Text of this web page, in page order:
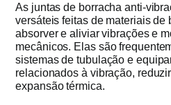
As juntas de borracha anti-
versáteis feitas de materiais de
absorver e aliviar vibrações e
mecânicos. Elas são
sistemas de tubulação e
relacionados à vibração,
expansão térmica.